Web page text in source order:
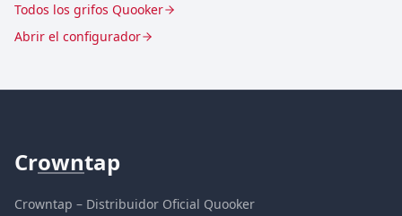
Todos los grifos Quooker
Abrir el configurador
Crowntap
Crowntap – Distribuidor Oficial Quooker